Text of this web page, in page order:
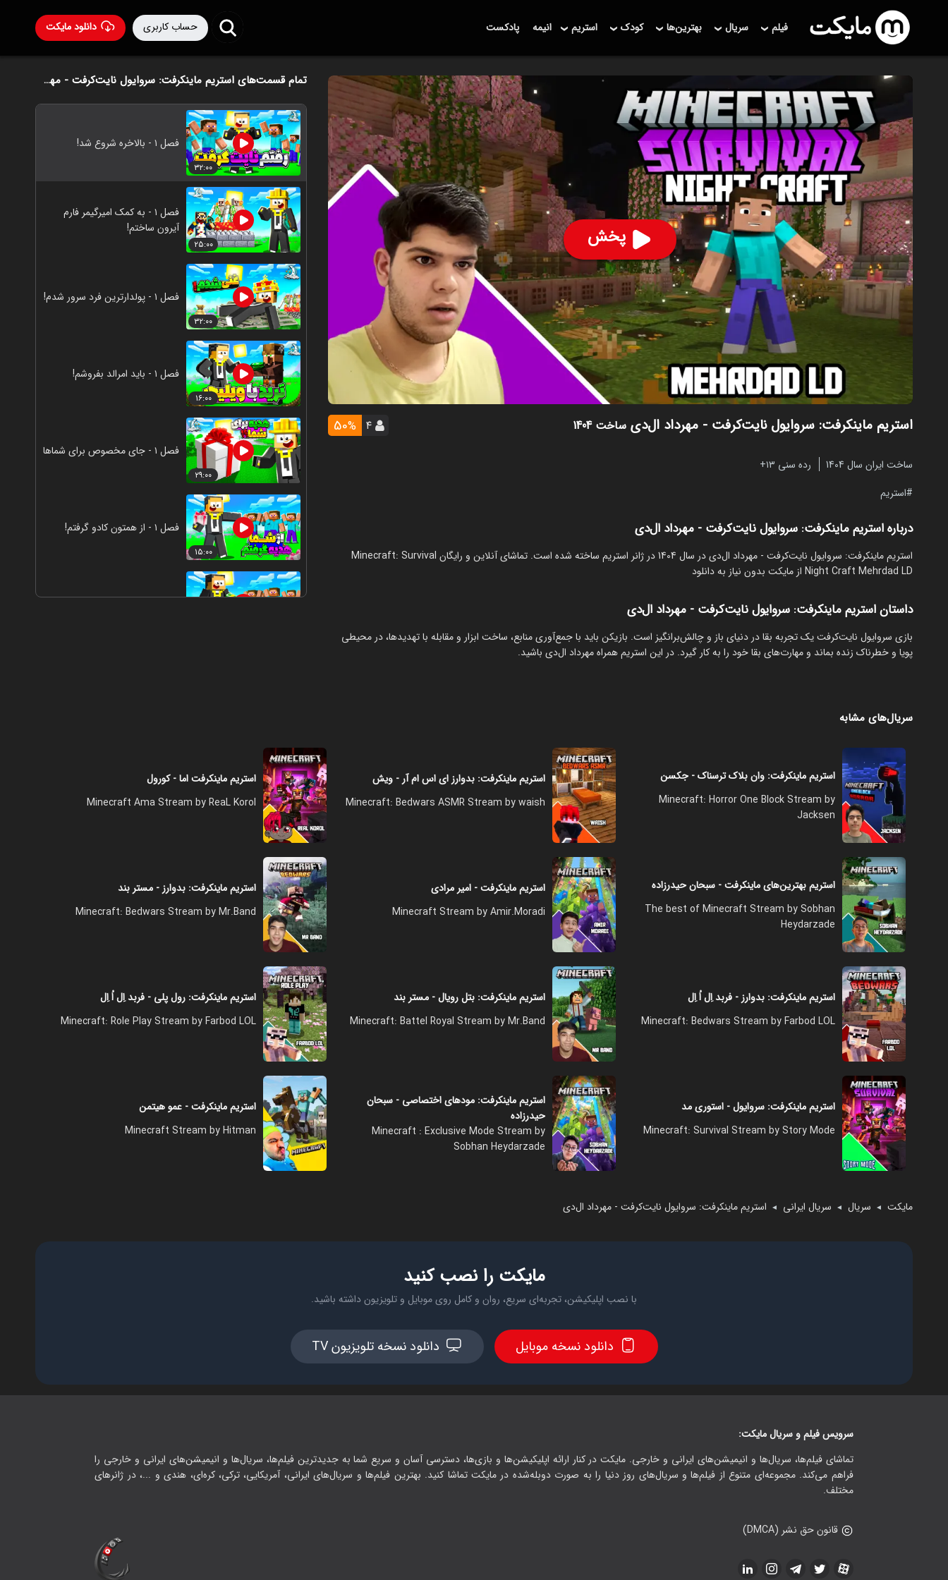
دانلود مایکت حساب کاربری فیلم سریال بهترین‌ها کودک استریم انیمه پادکست
پخش
استریم ماینکرفت: سروایول نایت‌کرفت - مهرداد ال‌دی ساخت 1404 ۴ 50%
ساخت ایران سال 1404
رده سنی ۱۳+
استریم
درباره استریم ماینکرفت: سروایول نایت‌کرفت - مهرداد ال‌دی
استریم ماینکرفت: سروایول نایت‌کرفت - مهرداد ال‌دی در سال 1404 در ژانر استریم ساخته شده است. تماشای آنلاین و رایگان Minecraft: Survival
Night Craft Mehrdad LD از مایکت بدون نیاز به دانلود
داستان استریم ماینکرفت: سروایول نایت‌کرفت - مهرداد ال‌دی
‏بازی سروایول نایت‌کرفت یک تجربه بقا در دنیای باز و چالش‌برانگیز است. بازیکن باید با جمع‌آوری منابع، ساخت ابزار و مقابله با تهدیدها، در محیطی
پویا و خطرناک زنده بماند و مهارت‌های بقا خود را به کار گیرد. در این استریم همراه مهرداد ال‌دی باشید.
تمام قسمت‌های استریم ماینکرفت: سروایول نایت‌کرفت - مهرداد ال‌دی
۳۲:۰۰
فصل ۱ - بالاخره شروع شد!
۲۵:۰۰
فصل ۱ - به کمک امیرگیمر فارم
آیرون ساختم!
۳۲:۰۰
فصل ۱ - پولدارترین فرد سرور شدم!
۱۶:۰۰
فصل ۱ - باید امرالد بفروشم!
۲۹:۰۰
فصل ۱ - جای مخصوص برای شماها
۱۵:۰۰
فصل ۱ - از همتون کادو گرفتم!
سریال‌های مشابه
استریم ماینکرفت: وان بلاک ترسناک - جکسن
Minecraft: Horror One Block Stream by
Jacksen
استریم ماینکرفت: بدوارز ای اس ام آر - ویش
Minecraft: Bedwars ASMR Stream by waish
استریم ماینکرفت اما - کورول
Minecraft Ama Stream by ReaL Korol
استریم بهترین‌های ماینکرفت - سبحان حیدرزاده
The best of Minecraft Stream by Sobhan
Heydarzade
استریم ماینکرفت - امیر مرادی
Minecraft Stream by Amir.Moradi
استریم ماینکرفت: بدوارز - مستر بند
Minecraft: Bedwars Stream by Mr.Band
استریم ماینکرفت: بدوارز - فربد اِل اُ اِل
Minecraft: Bedwars Stream by Farbod LOL
استریم ماینکرفت: بتل رویال - مستر بند
Minecraft: Battel Royal Stream by Mr.Band
استریم ماینکرفت: رول پلی - فربد اِل اُ اِل
Minecraft: Role Play Stream by Farbod LOL
استریم ماینکرفت: سروایول - استوری مد
Minecraft: Survival Stream by Story Mode
استریم ماینکرفت: مودهای اختصاصی - سبحان
حیدرزاده
Minecraft : Exclusive Mode Stream by
Sobhan Heydarzade
استریم ماینکرفت - عمو هیتمن
Minecraft Stream by Hitman
مایکت ◄ سریال ◄ سریال ایرانی ◄ استریم ماینکرفت: سروایول نایت‌کرفت - مهرداد ال‌دی
مایکت را نصب کنید
با نصب اپلیکیشن، تجربه‌ای سریع، روان و کامل روی موبایل و تلویزیون داشته باشید.
دانلود نسخه موبایل دانلود نسخه تلویزیون TV
سرویس فیلم و سریال مایکت:
تماشای فیلم‌ها، سریال‌ها و انیمیشن‌های ایرانی و خارجی. مایکت در کنار ارائه اپلیکیشن‌ها و بازی‌ها، دسترسی آسان و سریع شما به جدیدترین فیلم‌ها، سریال‌ها و انیمیشن‌های ایرانی و خارجی را
فراهم می‌کند. مجموعه‌ای متنوع از فیلم‌ها و سریال‌های روز دنیا را به صورت دوبله‌شده در مایکت تماشا کنید. بهترین فیلم‌ها و سریال‌های ایرانی، آمریکایی، ترکی، کره‌ای، هندی و ...، در ژانرهای
مختلف.
قانون حق نشر (DMCA)